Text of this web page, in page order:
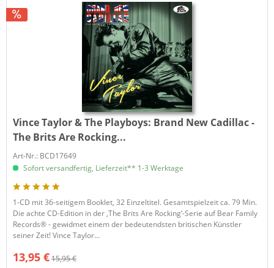
Vince Taylor & The Playboys: Brand New Cadillac -
The Brits Are Rocking...
Art-Nr.: BCD17649
Sofort versandfertig, Lieferzeit** 1-3 Werktage
1-CD mit 36-seitigem Booklet, 32 Einzeltitel. Gesamtspielzeit ca. 79 Min.
Die achte CD-Edition in der ‚The Brits Are Rocking‘-Serie auf Bear Family
Records® - gewidmet einem der bedeutendsten britischen Künstler
seiner Zeit! Vince Taylor...
13,95 €15,95 €